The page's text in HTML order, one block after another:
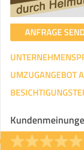
ANFRAGE
UMZUGANGEBOT